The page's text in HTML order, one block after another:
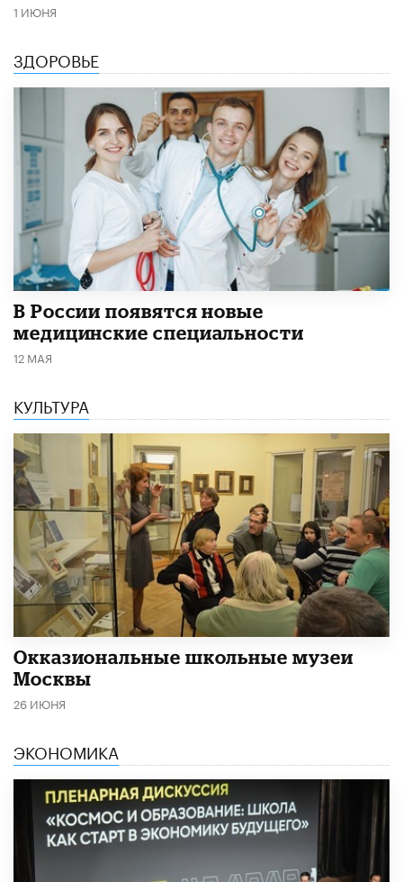
1 ИЮНЯ
ЗДОРОВЬЕ
В России появятся новые
медицинские специальности
12 МАЯ
КУЛЬТУРА
​Окказиональные школьные музеи
Москвы
26 ИЮНЯ
ЭКОНОМИКА